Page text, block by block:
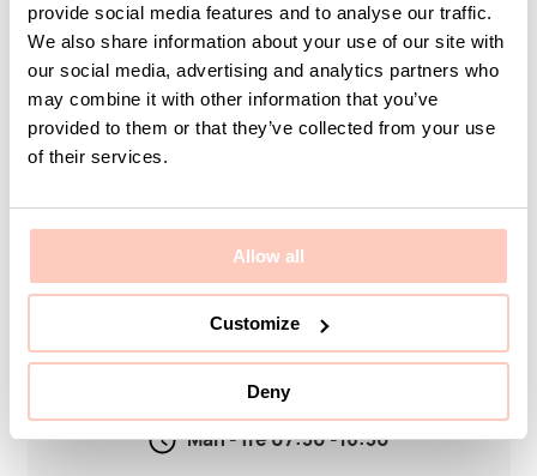
provide social media features and to analyse our traffic.
We also share information about your use of our site with
our social media, advertising and analytics partners who
may combine it with other information that you’ve
provided to them or that they’ve collected from your use
of their services.
Allow all
Customize
Deny
Jag har läst och godkänner
info@kumi.se
+46 370 37 13 00
Mån - fre 07:30 -16:30